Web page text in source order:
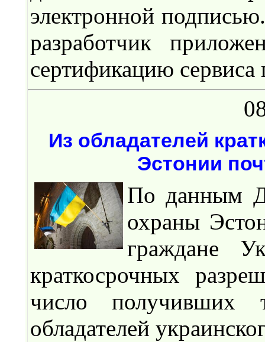
электронной
разработчик
сертификацию сервиса
Из обладателей
Эстонии
По данным
охраны
граждане
краткосрочных
число получивших
обладателей